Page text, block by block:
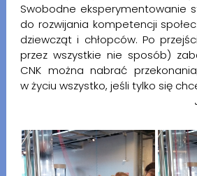
Swobodne eksperymentowanie
do rozwijania kompetencji
dziewcząt i chłopców. Po
przez wszystkie nie sposób)
CNK można nabrać
w życiu wszystko, jeśli tylko się